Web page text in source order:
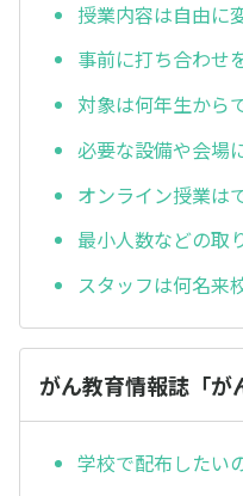
授業内容は自由に
事前に打ち合わせ
対象は何年生から
必要な設備や会場
オンライン授業は
最小人数などの取
スタッフは何名来
がん教育情報誌「が
学校で配布したい